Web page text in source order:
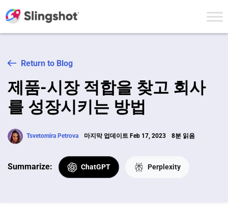
Return to Blog
제품-시장 적합을 찾고 회사
를 성장시키는 방법
Tsvetomira Petrova 마지막 업데이트 Feb 17, 2023 8분 읽음
Summarize: ChatGPT Perplexity